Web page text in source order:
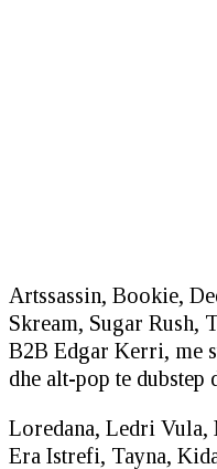
Artssassin, Bookie,
Skream, Sugar Rush,
B2B Edgar Kerri, me
dhe alt-pop te dubstep
Loredana, Ledri
Era Istrefi, Tayna,